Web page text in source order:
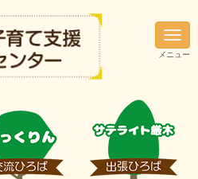
N
a
v
i
o
メニュー